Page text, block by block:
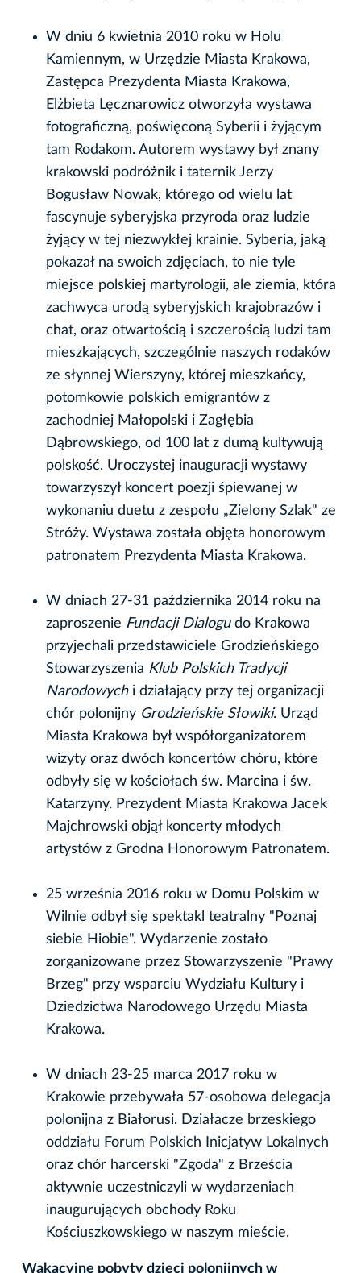
W dniu 6 kwietnia 2010 roku w Holu
Kamiennym, w Urzędzie Miasta Krakowa,
Zastępca Prezydenta Miasta Krakowa,
Elżbieta Lęcznarowicz otworzyła wystawa
fotograficzną, poświęconą Syberii i żyjącym
tam Rodakom. Autorem wystawy był znany
krakowski podróżnik i taternik Jerzy
Bogusław Nowak, którego od wielu lat
fascynuje syberyjska przyroda oraz ludzie
żyjący w tej niezwykłej krainie. Syberia, jaką
pokazał na swoich zdjęciach, to nie tyle
miejsce polskiej martyrologii, ale ziemia, która
zachwyca urodą syberyjskich krajobrazów i
chat, oraz otwartością i szczerością ludzi tam
mieszkających, szczególnie naszych rodaków
ze słynnej Wierszyny, której mieszkańcy,
potomkowie polskich emigrantów z
zachodniej Małopolski i Zagłębia
Dąbrowskiego, od 100 lat z dumą kultywują
polskość. Uroczystej inauguracji wystawy
towarzyszył koncert poezji śpiewanej w
wykonaniu duetu z zespołu „Zielony Szlak" ze
Stróży. Wystawa została objęta honorowym
patronatem Prezydenta Miasta Krakowa.
W dniach 27-31 października 2014 roku na
zaproszenie Fundacji Dialogudo Krakowa
przyjechali przedstawiciele Grodzieńskiego
Stowarzyszenia Klub Polskich Tradycji
Narodowychi działający przy tej organizacji
chór polonijny Grodzieńskie Słowiki. Urząd
Miasta Krakowa był współorganizatorem
wizyty oraz dwóch koncertów chóru, które
odbyły się w kościołach św. Marcina i św.
Katarzyny. Prezydent Miasta Krakowa Jacek
Majchrowski objął koncerty młodych
artystów z Grodna Honorowym Patronatem.
25 września 2016 roku w Domu Polskim w
Wilnie odbył się spektakl teatralny "Poznaj
siebie Hiobie". Wydarzenie zostało
zorganizowane przez Stowarzyszenie "Prawy
Brzeg" przy wsparciu Wydziału Kultury i
Dziedzictwa Narodowego Urzędu Miasta
Krakowa.
W dniach 23-25 marca 2017 roku w
Krakowie przebywała 57-osobowa delegacja
polonijna z Białorusi. Działacze brzeskiego
oddziału Forum Polskich Inicjatyw Lokalnych
oraz chór harcerski "Zgoda" z Brześcia
aktywnie uczestniczyli w wydarzeniach
inaugurujących obchody Roku
Kościuszkowskiego w naszym mieście.
Wakacyjne pobyty dzieci polonijnych w